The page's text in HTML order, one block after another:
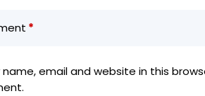
*
name, email and website in this